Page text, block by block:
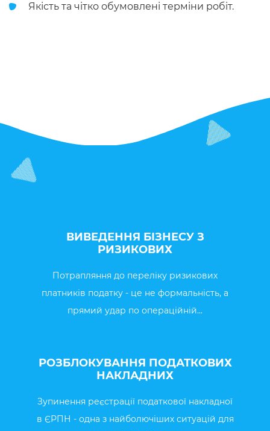
Якість та чітко обумовлені терміни робіт.
ВИВЕДЕННЯ БІЗНЕСУ З
РИЗИКОВИХ
Потрапляння до переліку ризикових
платників податку - це не формальність, а
прямий удар по операційній...
РОЗБЛОКУВАННЯ ПОДАТКОВИХ
НАКЛАДНИХ
Зупинення реєстрації податкової накладної
в ЄРПН - одна з найболючіших ситуацій для